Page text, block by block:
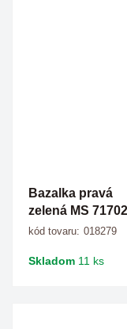
Bazalka pravá
zelená MS 71702
kód tovaru: 018279
Skladom 11 ks